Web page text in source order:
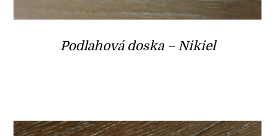
Podlahová doska – Nikiel